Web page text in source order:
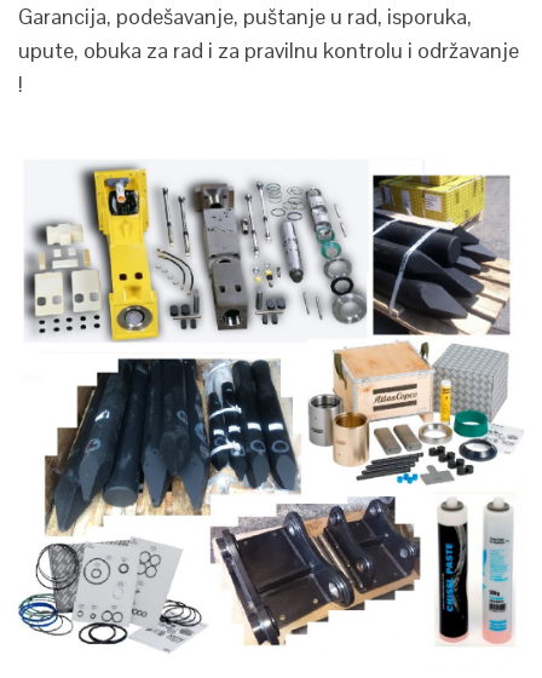
Garancija, podešavanje, puštanje u rad, isporuka,
upute, obuka za rad i za pravilnu kontrolu i održavanje
!